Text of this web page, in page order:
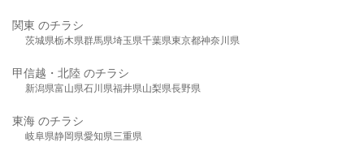
関東 のチラシ
茨城県栃木県群馬県埼玉県千葉県東京都神奈川県
甲信越・北陸 のチラシ
新潟県富山県石川県福井県山梨県長野県
東海 のチラシ
岐阜県静岡県愛知県三重県